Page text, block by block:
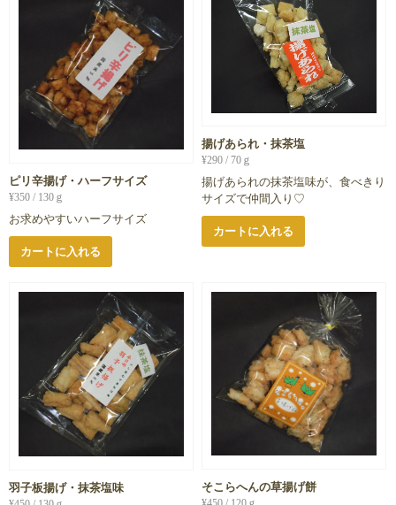
ピリ辛揚げ・ハーフサイズ
¥350 / 130ｇ
お求めやすいハーフサイズ
カートに入れる
揚げあられ・抹茶塩
¥290 / 70ｇ
揚げあられの抹茶塩味が、食べきり
サイズで仲間入り♡
カートに入れる
羽子板揚げ・抹茶塩味 そこらへんの草揚げ餅